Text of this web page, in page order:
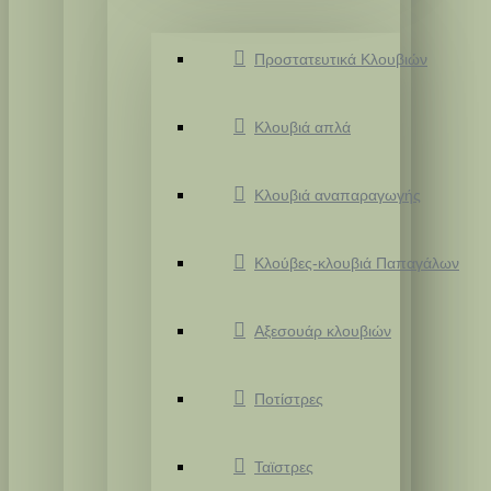
Προστατευτικά Κλουβιών
Κλουβιά απλά
Κλουβιά αναπαραγωγής
Κλούβες-κλουβιά Παπαγάλων
Αξεσουάρ κλουβιών
Ποτίστρες
Ταϊστρες